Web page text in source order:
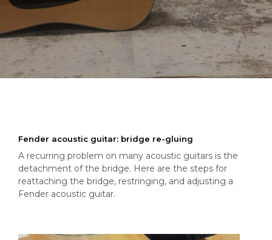
Fender acoustic guitar: bridge re-gluing
A recurring problem on many acoustic guitars is the
detachment of the bridge. Here are the steps for
reattaching the bridge, restringing, and adjusting a
Fender acoustic guitar.